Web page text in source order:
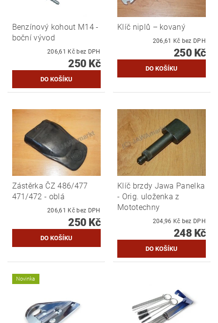
Benzínový kohout M14 -
boční vývod
206,61 Kč bez DPH
250 Kč
Klíč niplů – kovaný
206,61 Kč bez DPH
250 Kč
Zástěrka ČZ 486/477
471/472 - oblá
206,61 Kč bez DPH
250 Kč
Klíč brzdy Jawa Panelka
- Orig. uloženka z
Mototechny
204,96 Kč bez DPH
248 Kč
Novinka